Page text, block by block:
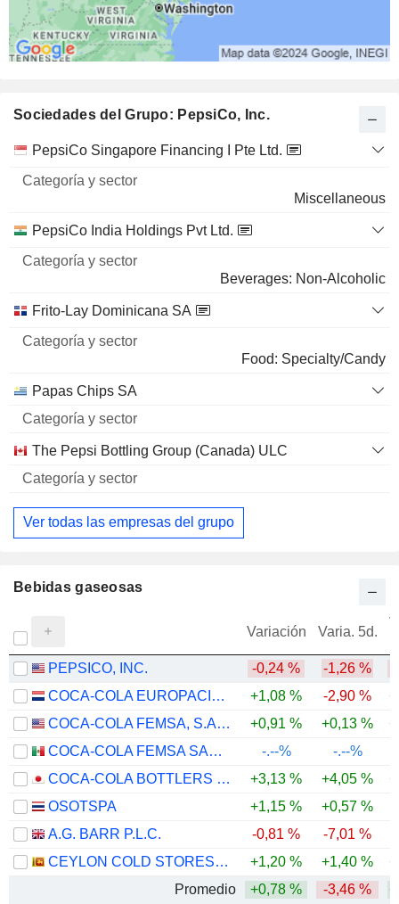
Sociedades del Grupo: PepsiCo, Inc.
Categoría
PepsiCo Singapore Financing I Pte Ltd.
Miscellaneous
PepsiCo India Holdings Pvt Ltd.
Beverages: Non-Alcoholic
Frito-Lay Dominicana SA
Food: Specialty/Candy
Papas Chips SA
The Pepsi Bottling Group (Canada) ULC
Ver todas las empresas del grupo
Bebidas gaseosas
Variación Varia. 5d.
PEPSICO, INC. -0,24 % -1,26 %
COCA-COLA EUROPACIFIC PARTNERS PLC
+1,08 % -2,90 %
COCA-COLA FEMSA, S.A.B. DE C.V.
+0,91 % +0,13 %
COCA-COLA FEMSA SAB DE CV
-.--%
-.--%
COCA-COLA BOTTLERS JAPAN HOLDINGS INC.
+3,13 % +4,05 %
OSOTSPA
+1,15 % +0,57 %
A.G. BARR P.L.C.
-0,81 % -7,01 %
CEYLON COLD STORES PLC
+1,20 % +1,40 %
Promedio
+0,78 % -3,46 %